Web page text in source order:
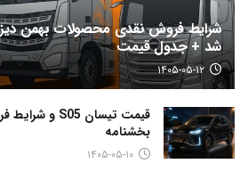
شد + جدول قیمت
۱۴۰۵-۰۵-۱۲
بخشنامه